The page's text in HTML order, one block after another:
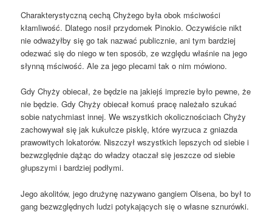
Charakterystyczną cechą Chyżego była obok mściwości
kłamliwość. Dlatego nosił przydomek Pinokio. Oczywiście nikt
nie odważyłby się go tak nazwać publicznie, ani tym bardziej
odezwać się do niego w ten sposób, ze względu właśnie na jego
słynną mściwość. Ale za jego plecami tak o nim mówiono.
Gdy Chyży obiecał, że będzie na jakiejś imprezie było pewne, że
nie będzie. Gdy Chyży obiecał komuś pracę należało szukać
sobie natychmiast innej. We wszystkich okolicznościach Chyży
zachowywał się jak kukułcze pisklę, które wyrzuca z gniazda
prawowitych lokatorów. Niszczył wszystkich lepszych od siebie i
bezwzględnie dążąc do władzy otaczał się jeszcze od siebie
głupszymi i bardziej podłymi.
Jego akolitów, jego drużynę nazywano gangiem Olsena, bo był to
gang bezwzględnych ludzi potykających się o własne sznurówki.